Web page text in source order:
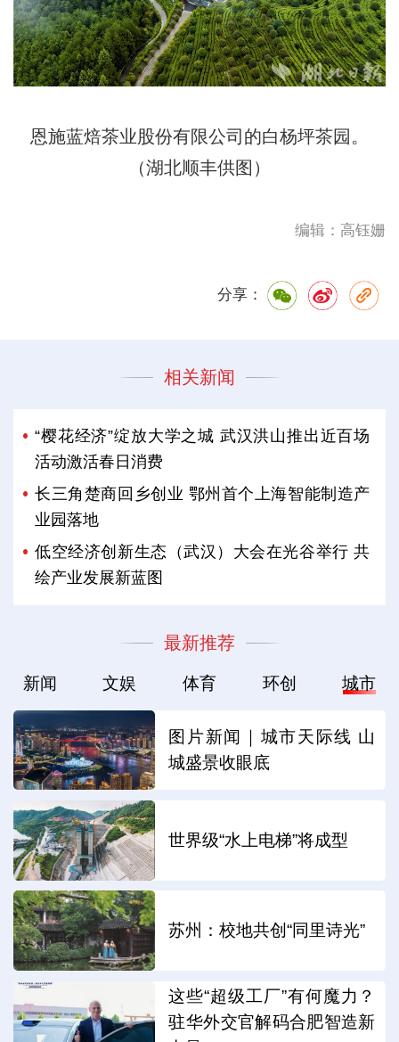
恩施蓝焙茶业股份有限公司的白杨坪茶园。
（湖北顺丰供图）
编辑：高钰姗
分享：
相关新闻
“樱花经济”绽放大学之城 武汉洪山推出近百场
活动激活春日消费
长三角楚商回乡创业 鄂州首个上海智能制造产
业园落地
低空经济创新生态（武汉）大会在光谷举行 共
绘产业发展新蓝图
最新推荐
新闻 文娱 体育 环创 城市
图片新闻｜城市天际线 山
城盛景收眼底
世界级“水上电梯”将成型
苏州：校地共创“同里诗光”
这些“超级工厂”有何魔力？
驻华外交官解码合肥智造新